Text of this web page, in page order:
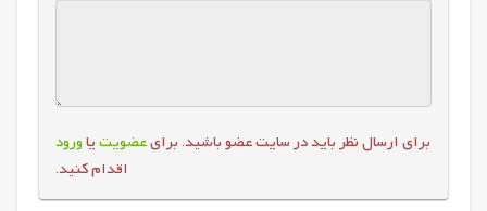
برای ارسال نظر باید در سایت عضو باشید. برایعضویتیاورود
اقدام کنید.